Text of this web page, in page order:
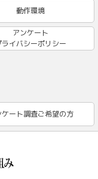
動作環境
アンケート
ライバシーポリシー
ケート調査ご希望の方